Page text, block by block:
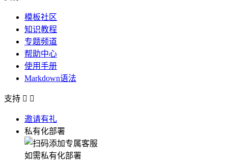
模板社区
知识教程
专题频道
帮助中心
使用手册
Markdown语法
支持  
邀请有礼
私有化部署
如需私有化部署